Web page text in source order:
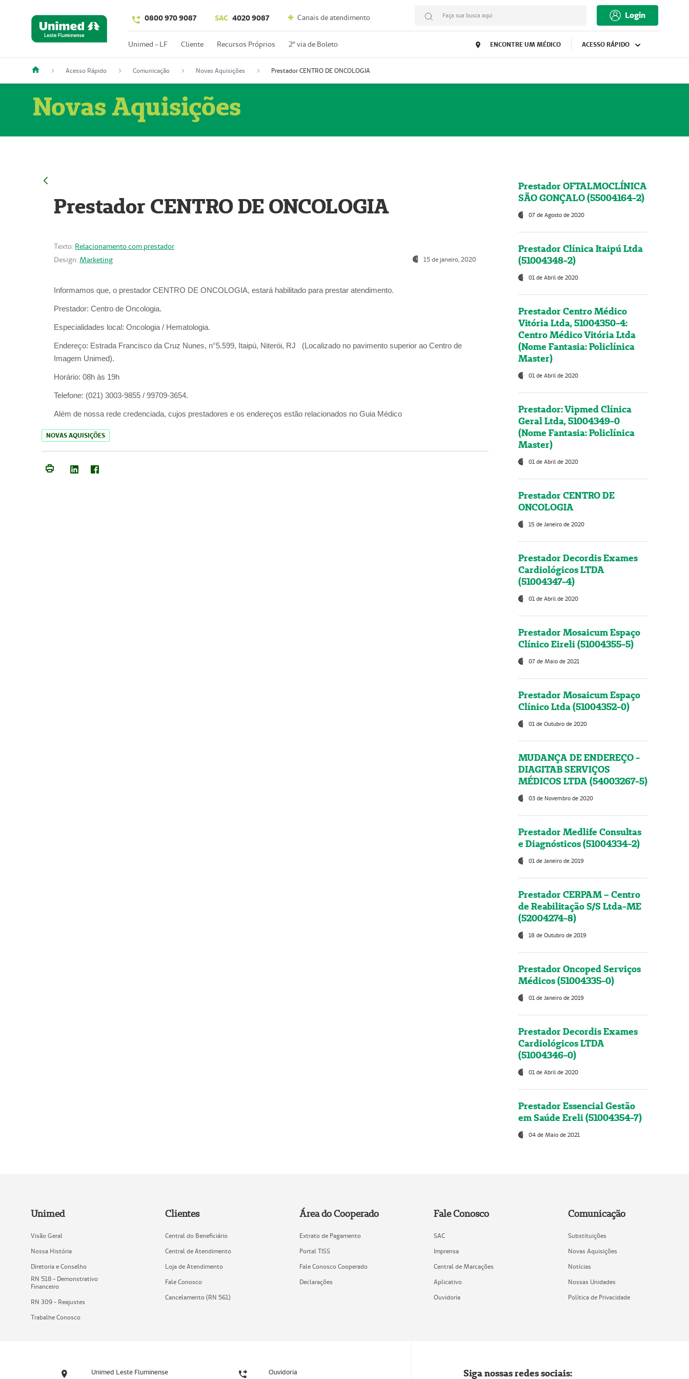
0800 970 9087 SAC 4020 9087 Canais de atendimento Faça sua busca aqui Login
Unimed - LF Cliente Recursos Próprios 2º via de Boleto ENCONTRE UM MÉDICO ACESSO RÁPIDO
Acesso Rápido Comunicação Novas Aquisições Prestador CENTRO DE ONCOLOGIA
Novas Aquisições
Prestador CENTRO DE ONCOLOGIA
Texto: Relacionamento com prestador
Design: Marketing 15 de janeiro, 2020
Informamos que, o prestador CENTRO DE ONCOLOGIA, estará habilitado para prestar atendimento.
Prestador: Centro de Oncologia.
Especialidades local: Oncologia / Hematologia.
Endereço: Estrada Francisco da Cruz Nunes, n°5.599, Itaipú, Niterói, RJ (Localizado no pavimento superior ao Centro de
Imagem Unimed).
Horário: 08h às 19h
Telefone: (021) 3003-9855 / 99709-3654.
Além de nossa rede credenciada, cujos prestadores e os endereços estão relacionados no Guia Médico
NOVAS AQUISIÇÕES
Prestador OFTALMOCLÍNICA
SÃO GONÇALO (55004164-2)
07 de Agosto de 2020
Prestador Clínica Itaipú Ltda
(51004348-2)
01 de Abril de 2020
Prestador Centro Médico
Vitória Ltda, 51004350-4:
Centro Médico Vitória Ltda
(Nome Fantasia: Policlínica
Master)
01 de Abril de 2020
Prestador: Vipmed Clínica
Geral Ltda, 51004349-0
(Nome Fantasia: Policlínica
Master)
01 de Abril de 2020
Prestador CENTRO DE
ONCOLOGIA
15 de Janeiro de 2020
Prestador Decordis Exames
Cardiológicos LTDA
(51004347-4)
01 de Abril de 2020
Prestador Mosaicum Espaço
Clínico Eireli (51004355-5)
07 de Maio de 2021
Prestador Mosaicum Espaço
Clínico Ltda (51004352-0)
01 de Outubro de 2020
MUDANÇA DE ENDEREÇO -
DIAGITAB SERVIÇOS
MÉDICOS LTDA (54003267-5)
03 de Novembro de 2020
Prestador Medlife Consultas
e Diagnósticos (51004334-2)
01 de Janeiro de 2019
Prestador CERPAM – Centro
de Reabilitação S/S Ltda-ME
(52004274-8)
18 de Outubro de 2019
Prestador Oncoped Serviços
Médicos (51004335-0)
01 de Janeiro de 2019
Prestador Decordis Exames
Cardiológicos LTDA
(51004346-0)
01 de Abril de 2020
Prestador Essencial Gestão
em Saúde Ereli (51004354-7)
04 de Maio de 2021
Unimed
Visão Geral
Nossa História
Diretoria e Conselho
RN 518 - Demonstrativo
Financeiro
RN 309 - Reajustes
Trabalhe Conosco
Clientes
Central do Beneficiário
Central de Atendimento
Loja de Atendimento
Fale Conosco
Cancelamento (RN 561)
Área do Cooperado
Extrato de Pagamento
Portal TISS
Fale Conosco Cooperado
Declarações
Fale Conosco
SAC
Imprensa
Central de Marcações
Aplicativo
Ouvidoria
Comunicação
Substituições
Novas Aquisições
Notícias
Nossas Unidades
Política de Privacidade
Unimed Leste Fluminense Ouvidoria Siga nossas redes sociais: